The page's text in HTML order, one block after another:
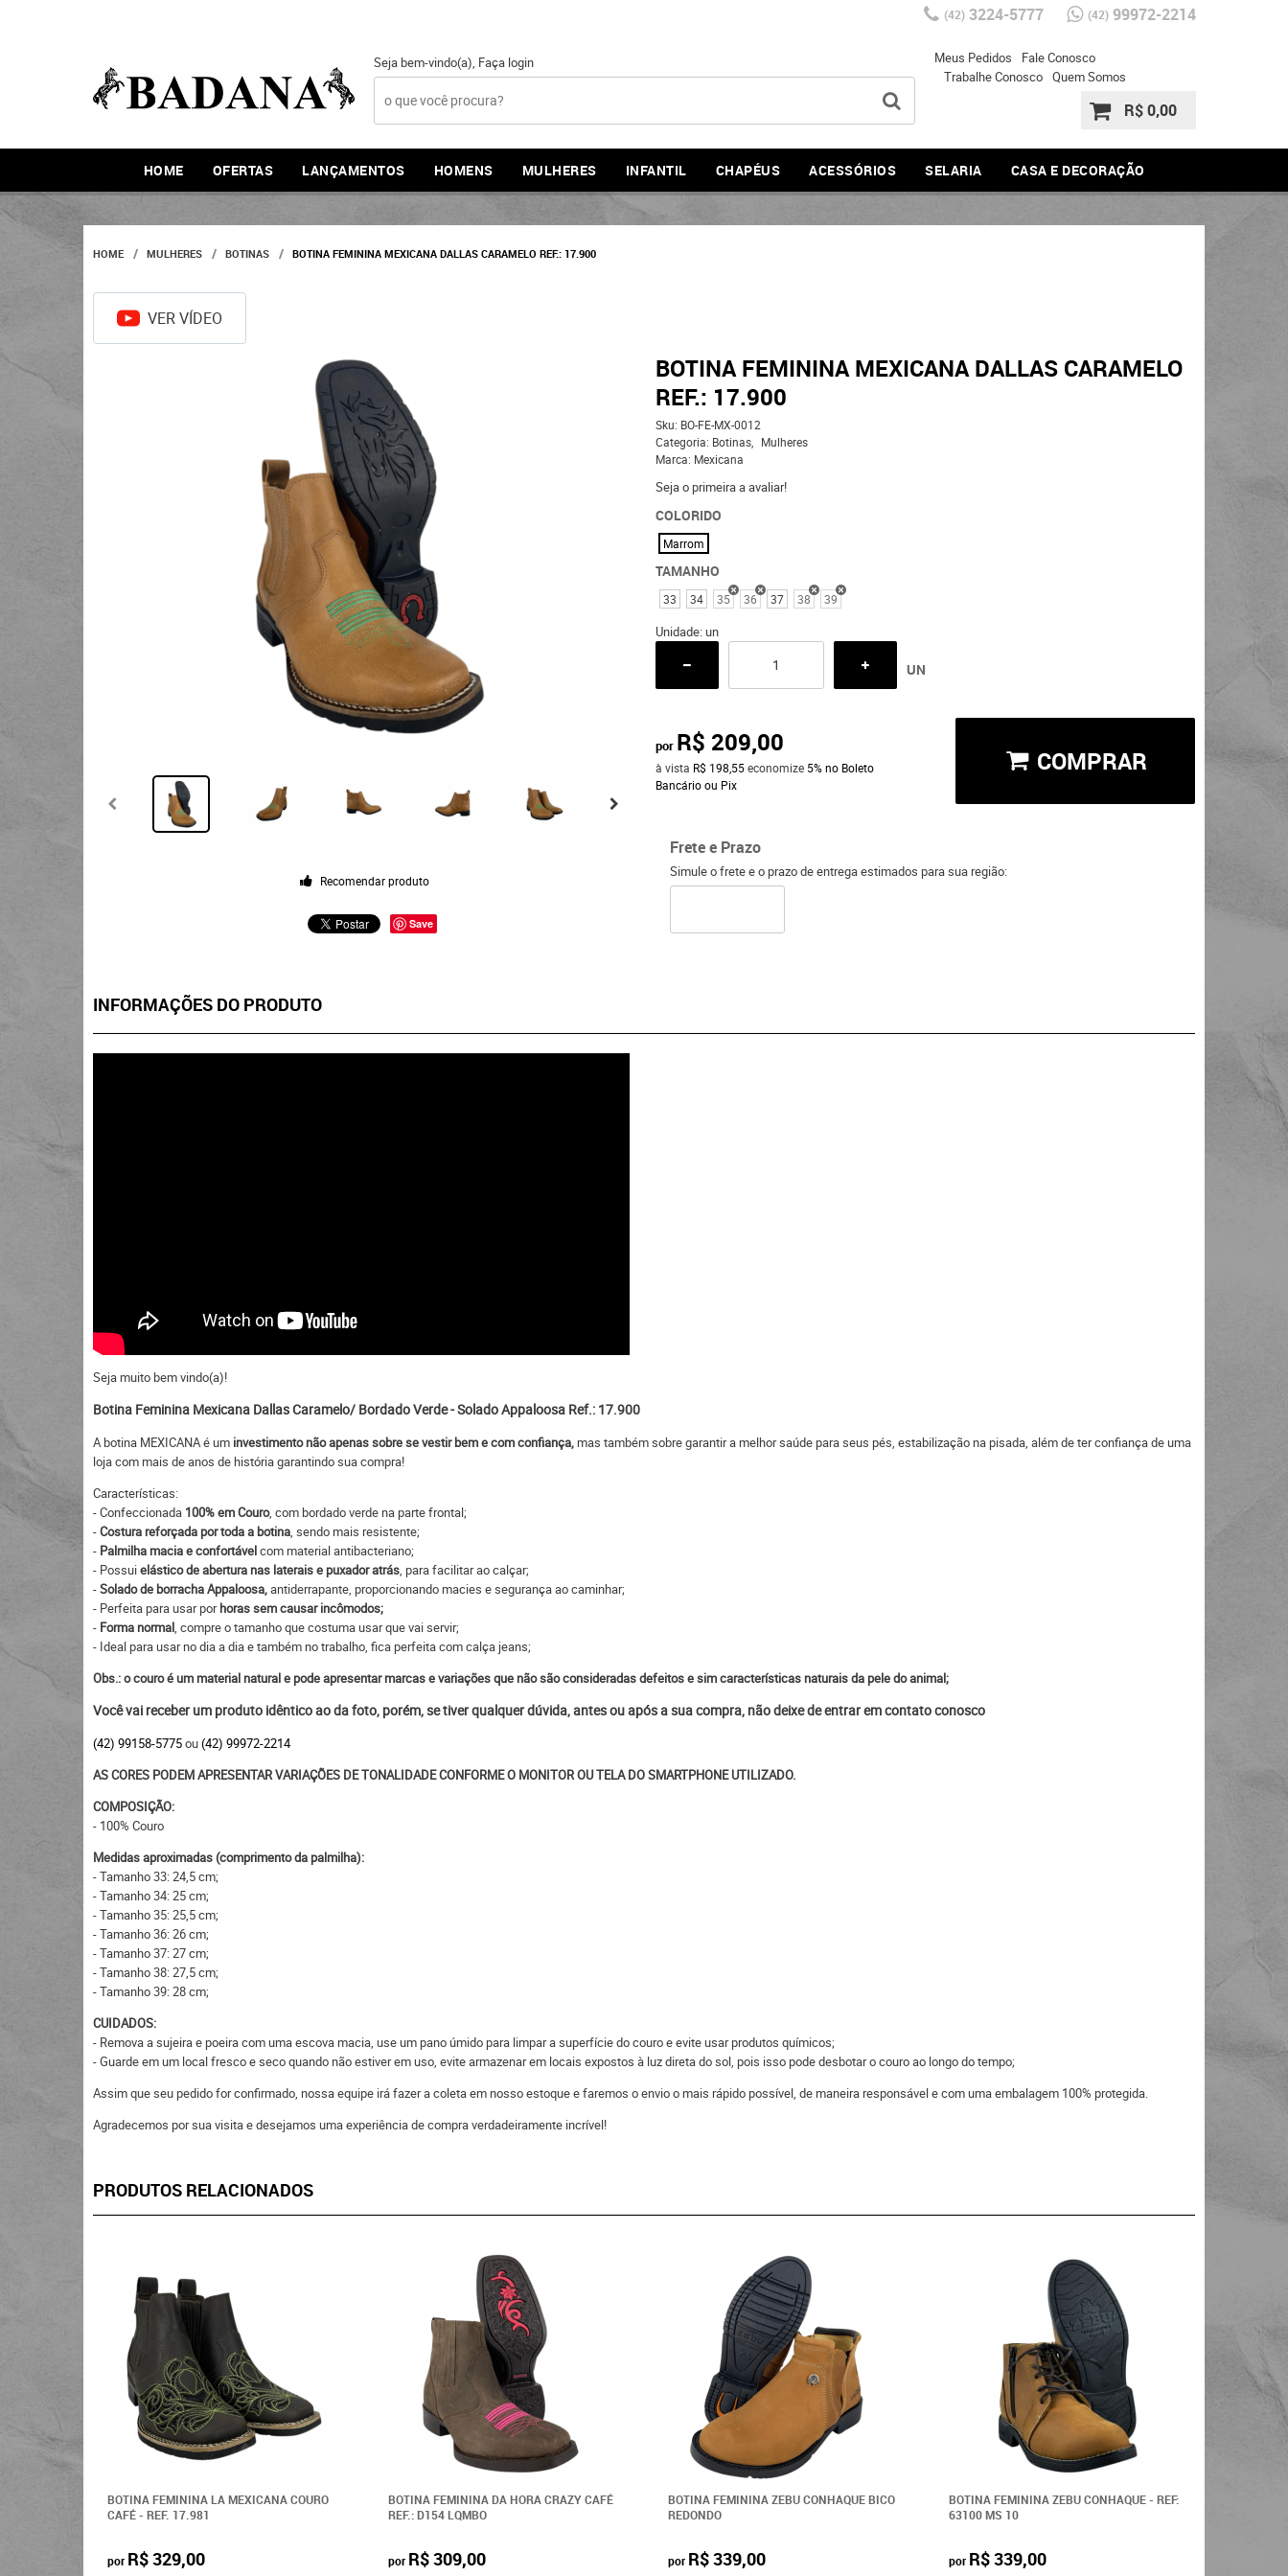
(42)3224-5777 (42)99972-2214
Seja bem-vindo(a), Faça login Meus Pedidos
Fale Conosco
Trabalhe Conosco Quem Somos
R$ 0,00
HOME OFERTAS LANÇAMENTOS HOMENS MULHERES INFANTIL CHAPÉUS ACESSÓRIOS SELARIA CASA E DECORAÇÃO
HOME MULHERES BOTINAS BOTINA FEMININA MEXICANA DALLAS CARAMELO REF.: 17.900
VER VÍDEO
Recomendar produto
Save
BOTINA FEMININA MEXICANA DALLAS CARAMELO
REF.: 17.900
Sku: BO-FE-MX-0012
Categoria: Botinas
Mulheres
Marca: Mexicana
Seja o primeira a avaliar!
COLORIDO
Marrom
TAMANHO
33 34 35 36 37 38 39
Unidade: un
UN
por R$ 209,00
à vista R$ 198,55economize 5% no Boleto
Bancário ou Pix
COMPRAR
Frete e Prazo
Simule o frete e o prazo de entrega estimados para sua região:
INFORMAÇÕES DO PRODUTO
Seja muito bem vindo(a)!
Botina Feminina Mexicana Dallas Caramelo/ Bordado Verde - Solado Appaloosa Ref.: 17.900
A botina MEXICANA é um investimento não apenas sobre se vestir bem e com confiança,mas também sobre garantir a melhor saúde para seus pés, estabilização na pisada, além de ter confiança de uma
loja com mais de anos de história garantindo sua compra!
Características:
- Confeccionada 100% em Couro, com bordado verde na parte frontal;
-Costura reforçada por toda a botina, sendo mais resistente;
- Palmilha macia e confortávelcom material antibacteriano;
- Possuielástico de abertura nas laterais e puxador atrás, para facilitar ao calçar;
-Solado de borracha Appaloosa,antiderrapante, proporcionando macies e segurança ao caminhar;
- Perfeita para usar porhoras sem causar incômodos;
- Forma normal, compre o tamanho que costuma usar que vai servir;
- Ideal para usar no dia a dia e também no trabalho, fica perfeita com calça jeans;
Obs.: o couro é um material natural e pode apresentar marcas e variações que não são consideradas defeitos e sim características naturais da pele do animal;
Você vai receber um produto idêntico ao da foto, porém, se tiver qualquer dúvida, antes ou após a sua compra, não deixe de entrar em contato conosco
(42) 99158-5775ou(42) 99972-2214
AS CORES PODEM APRESENTAR VARIAÇÕES DE TONALIDADE CONFORME O MONITOR OU TELA DO SMARTPHONE UTILIZADO.
COMPOSIÇÃO:
- 100% Couro
Medidas aproximadas (comprimento da palmilha):
- Tamanho 33: 24,5 cm;
- Tamanho 34: 25 cm;
- Tamanho 35: 25,5 cm;
- Tamanho 36: 26 cm;
- Tamanho 37: 27 cm;
- Tamanho 38: 27,5 cm;
- Tamanho 39: 28 cm;
CUIDADOS:
- Remova a sujeira e poeira com uma escova macia, use um pano úmido para limpar a superfície do couro e evite usar produtos químicos;
- Guarde em um local fresco e seco quando não estiver em uso, evite armazenar em locais expostos à luz direta do sol, pois isso pode desbotar o couro ao longo do tempo;
Assim que seu pedido for confirmado, nossa equipe irá fazer a coleta em nosso estoque e faremos o envio o mais rápido possível, de maneira responsável e com uma embalagem 100% protegida.
Agradecemos por sua visita e desejamos uma experiência de compra verdadeiramente incrível!
PRODUTOS RELACIONADOS
BOTINA FEMININA LA MEXICANA COURO
CAFÉ - REF. 17.981
por R$ 329,00
BOTINA FEMININA DA HORA CRAZY CAFÉ
REF.: D154 LQMBO
por R$ 309,00
BOTINA FEMININA ZEBU CONHAQUE BICO
REDONDO
por R$ 339,00
BOTINA FEMININA ZEBU CONHAQUE - REF:
63100 MS 10
por R$ 339,00